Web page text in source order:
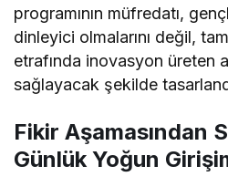
programının müfredatı,
dinleyici olmalarını değil,
etrafında inovasyon üreten
sağlayacak şekilde
Fikir Aşamasından
Günlük Yoğun